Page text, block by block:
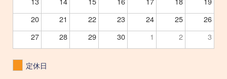
20
21 22 23 24 25
26
27
28 29 30 1 2 3
定休日